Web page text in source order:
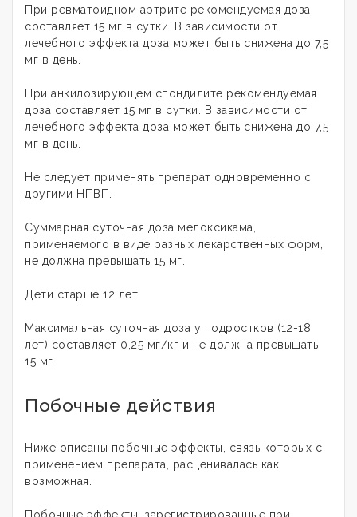
При ревматоидном артрите рекомендуемая доза
составляет 15 мг в сутки. В зависимости от
лечебного эффекта доза может быть снижена до 7,5
мг в день.
При анкилозирующем спондилите рекомендуемая
доза составляет 15 мг в сутки. В зависимости от
лечебного эффекта доза может быть снижена до 7,5
мг в день.
Не следует применять препарат одновременно с
другими НПВП.
Суммарная суточная доза мелоксикама,
применяемого в виде разных лекарственных форм,
не должна превышать 15 мг.
Дети старше 12 лет
Максимальная суточная доза у подростков (12-18
лет) составляет 0,25 мг/кг и не должна превышать
15 мг.
Побочные действия
Ниже описаны побочные эффекты, связь которых с
применением препарата, расценивалась как
возможная.
Побочные эффекты, зарегистрированные при